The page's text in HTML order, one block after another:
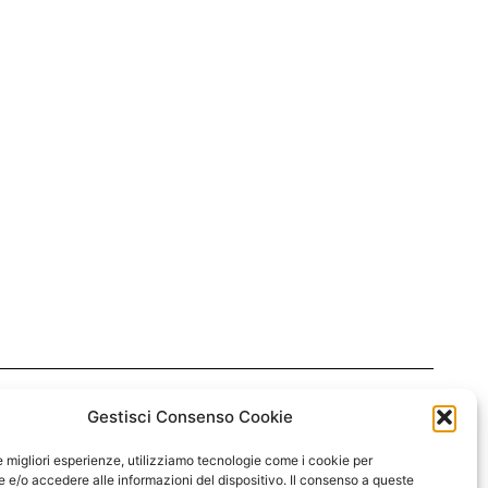
Gestisci Consenso Cookie
migliori esperienze, utilizziamo tecnologie come i cookie per
e/o accedere alle informazioni del dispositivo. Il consenso a queste
nostre parole ispiratrici
con l’intelligenza umana
→ Progetti
→ Noi
→ Segni